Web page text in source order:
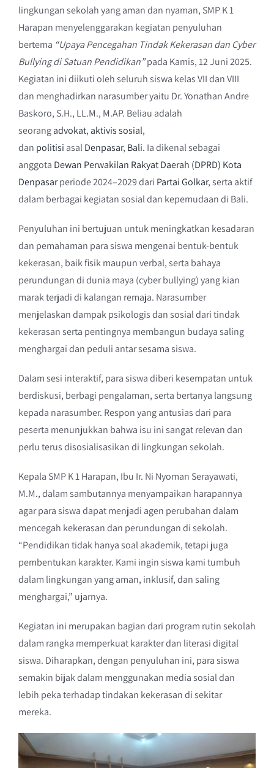
lingkungan sekolah yang aman dan nyaman, SMP K 1
Harapan menyelenggarakan kegiatan penyuluhan
bertema “Upaya Pencegahan Tindak Kekerasan dan Cyber
Bullying di Satuan Pendidikan”pada Kamis, 12 Juni 2025.
Kegiatan ini diikuti oleh seluruh siswa kelas VII dan VIII
dan menghadirkan narasumber yaitu Dr. Yonathan Andre
Baskoro, S.H., LL.M., M.AP. Beliau adalah
seorangadvokat, aktivis sosial,
dan politisi asalDenpasar, Bali. Ia dikenal sebagai
anggota Dewan Perwakilan Rakyat Daerah (DPRD) Kota
Denpasarperiode 2024–2029 dari Partai Golkar, serta aktif
dalam berbagai kegiatan sosial dan kepemudaan di Bali.
Penyuluhan ini bertujuan untuk meningkatkan kesadaran
dan pemahaman para siswa mengenai bentuk-bentuk
kekerasan, baik fisik maupun verbal, serta bahaya
perundungan di dunia maya (cyber bullying) yang kian
marak terjadi di kalangan remaja. Narasumber
menjelaskan dampak psikologis dan sosial dari tindak
kekerasan serta pentingnya membangun budaya saling
menghargai dan peduli antar sesama siswa.
Dalam sesi interaktif, para siswa diberi kesempatan untuk
berdiskusi, berbagi pengalaman, serta bertanya langsung
kepada narasumber. Respon yang antusias dari para
peserta menunjukkan bahwa isu ini sangat relevan dan
perlu terus disosialisasikan di lingkungan sekolah.
Kepala SMP K 1 Harapan, Ibu Ir. Ni Nyoman Serayawati,
M.M., dalam sambutannya menyampaikan harapannya
agar para siswa dapat menjadi agen perubahan dalam
mencegah kekerasan dan perundungan di sekolah.
“Pendidikan tidak hanya soal akademik, tetapi juga
pembentukan karakter. Kami ingin siswa kami tumbuh
dalam lingkungan yang aman, inklusif, dan saling
menghargai,” ujarnya.
Kegiatan ini merupakan bagian dari program rutin sekolah
dalam rangka memperkuat karakter dan literasi digital
siswa. Diharapkan, dengan penyuluhan ini, para siswa
semakin bijak dalam menggunakan media sosial dan
lebih peka terhadap tindakan kekerasan di sekitar
mereka.